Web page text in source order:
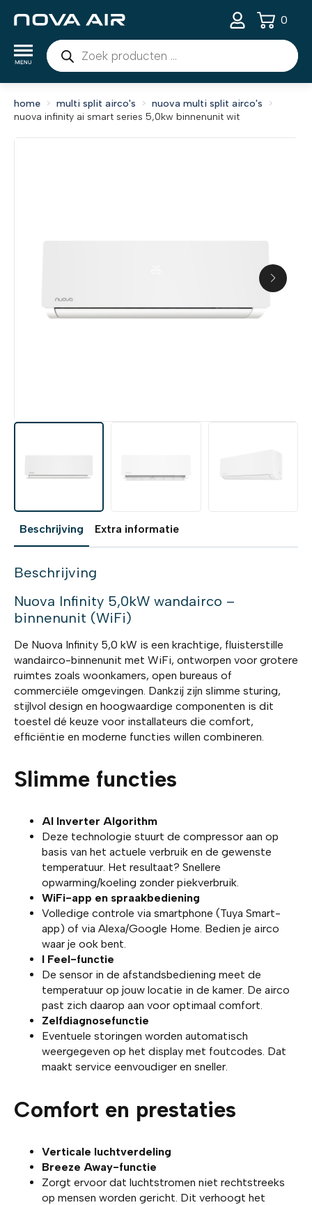
Producten
zoeken
0
home multi split airco's
nuova multi split airco's
nuova infinity ai smart series 5,0kw binnenunit wit
Beschrijving Extra informatie
Beschrijving
Nuova Infinity 5,0kW wandairco –
binnenunit (WiFi)
De Nuova Infinity 5,0 kW is een krachtige, fluisterstille
wandairco-binnenunit met WiFi, ontworpen voor grotere
ruimtes zoals woonkamers, open bureaus of
commerciële omgevingen. Dankzij zijn slimme sturing,
stijlvol design en hoogwaardige componenten is dit
toestel dé keuze voor installateurs die comfort,
efficiëntie en moderne functies willen combineren.
Slimme functies
AI Inverter Algorithm
Deze technologie stuurt de compressor aan op
basis van het actuele verbruik en de gewenste
temperatuur. Het resultaat? Snellere
opwarming/koeling zonder piekverbruik.
WiFi-app en spraakbediening
Volledige controle via smartphone (Tuya Smart-
app) of via Alexa/Google Home. Bedien je airco
waar je ook bent.
I Feel-functie
De sensor in de afstandsbediening meet de
temperatuur op jouw locatie in de kamer. De airco
past zich daarop aan voor optimaal comfort.
Zelfdiagnosefunctie
Eventuele storingen worden automatisch
weergegeven op het display met foutcodes. Dat
maakt service eenvoudiger en sneller.
Comfort en prestaties
Verticale luchtverdeling
Breeze Away-functie
Zorgt ervoor dat luchtstromen niet rechtstreeks
op mensen worden gericht. Dit verhoogt het